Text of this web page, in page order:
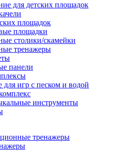
для детских площадок
площадок
площадки
столики/скамейки
тренажеры
панели
для игр с песком и водой
инструменты
тренажеры